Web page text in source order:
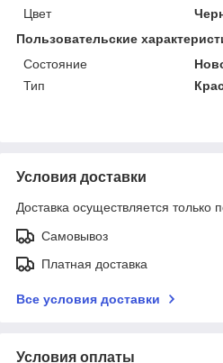
Цвет
Пользовательские
Состояние
Тип
Условия доставки
Доставка осуществляется только
Самовывоз
Платная доставка
Все условия доставки
Условия оплаты